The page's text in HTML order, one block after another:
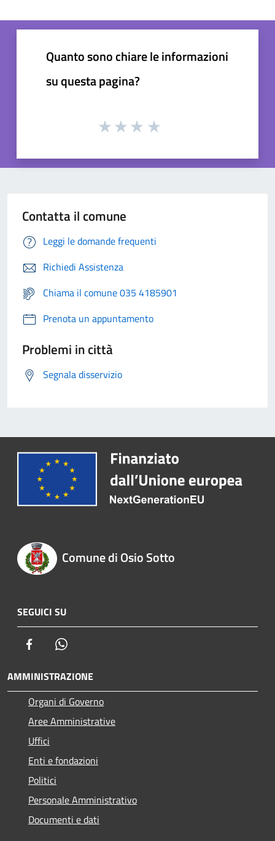
Quanto sono chiare le informazioni
su questa pagina?
Contatta il comune
Leggi le domande frequenti
Richiedi Assistenza
Chiama il comune 035 4185901
Prenota un appuntamento
Problemi in città
Segnala disservizio
Comune di Osio Sotto
SEGUICI SU
Facebook
AMMINISTRAZIONE
Organi di Governo
Aree Amministrative
Uffici
Enti e fondazioni
Politici
Personale Amministrativo
Documenti e dati